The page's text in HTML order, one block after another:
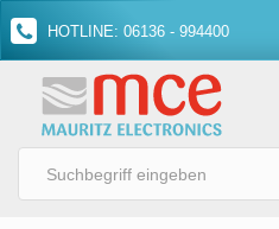
HOTLINE: 06136 - 994400